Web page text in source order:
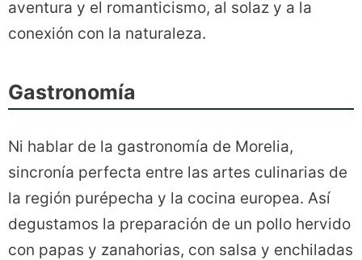
aventura y el romanticismo, al solaz y a la
conexión con la naturaleza.
Gastronomía
Ni hablar de la gastronomía de Morelia,
sincronía perfecta entre las artes culinarias de
la región purépecha y la cocina europea. Así
degustamos la preparación de un pollo hervido
con papas y zanahorias, con salsa y enchiladas